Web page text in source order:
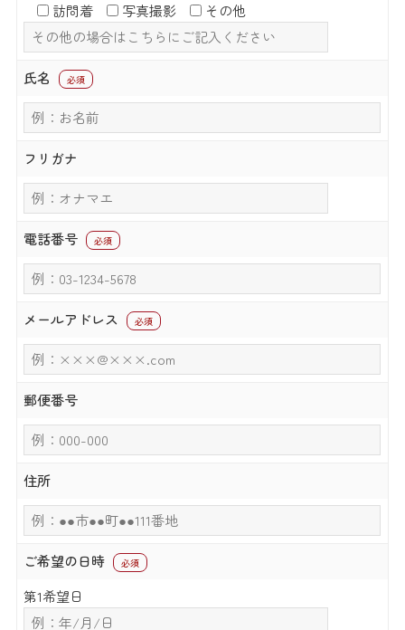
訪問着
写真撮影 その他
氏名 必須
フリガナ
電話番号 必須
メールアドレス 必須
郵便番号
住所
ご希望の日時 必須
第1希望日